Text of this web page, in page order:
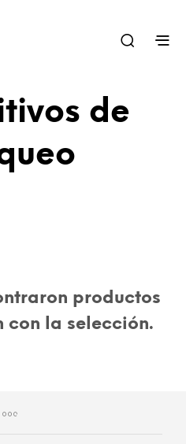
de
productos
con la selección.